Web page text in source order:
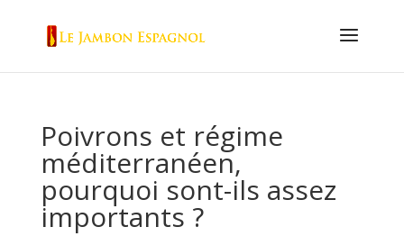
Poivrons et régime
méditerranéen,
pourquoi sont-ils assez
importants ?